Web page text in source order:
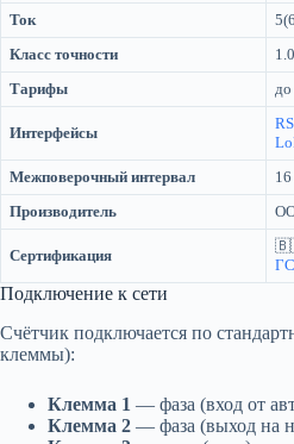
Ток
Класс точности
Тарифы
Интерфейсы
Межповерочный интервал
16
Производитель
Сертификация
Подключение к сети
Счётчик подключается по
клеммы):
Клемма 1 — фаза (вход от
Клемма 2 — фаза (выход на